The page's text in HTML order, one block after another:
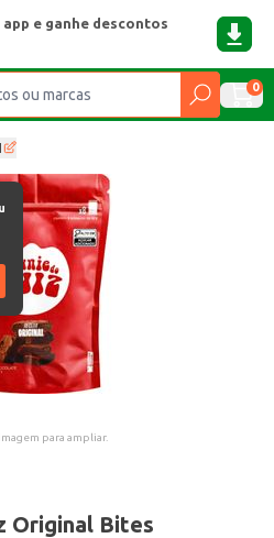
e ganhe descontos
0
para ampliar.
Original Bites